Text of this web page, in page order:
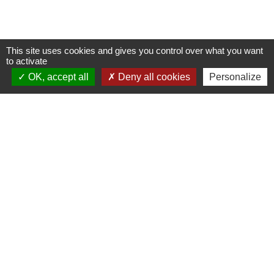
Contacts
Mairie de Marssac-sur-Tarn
This site uses cookies and gives you control over what you want
to activate
OK, accept all
Deny all cookies Personalize